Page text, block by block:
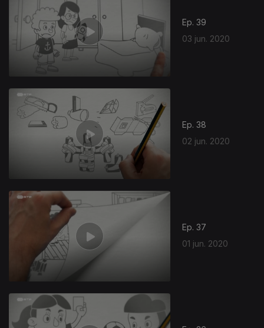
Ep. 39
03 jun. 2020
Ep. 38
02 jun. 2020
Ep. 37
01 jun. 2020